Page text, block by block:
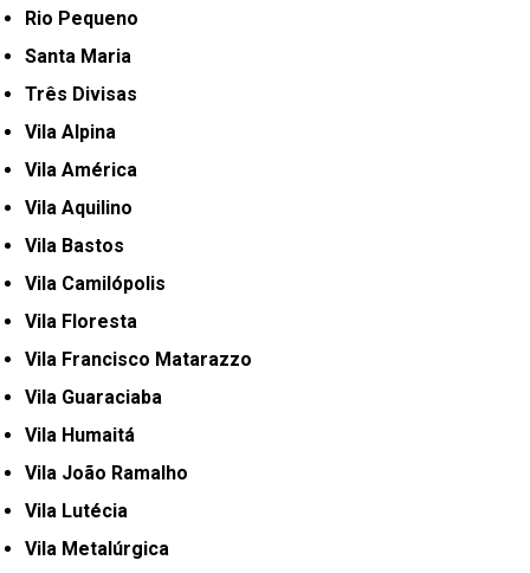
Rio Pequeno
Santa Maria
Três Divisas
Vila Alpina
Vila América
Vila Aquilino
Vila Bastos
Vila Camilópolis
Vila Floresta
Vila Francisco Matarazzo
Vila Guaraciaba
Vila Humaitá
Vila João Ramalho
Vila Lutécia
Vila Metalúrgica